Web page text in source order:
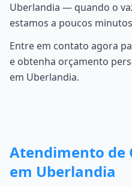
Uberlandia — quando o
estamos a poucos
Entre em contato agora
e obtenha orçamento
em Uberlandia.
Atendimento de
em Uberlandia